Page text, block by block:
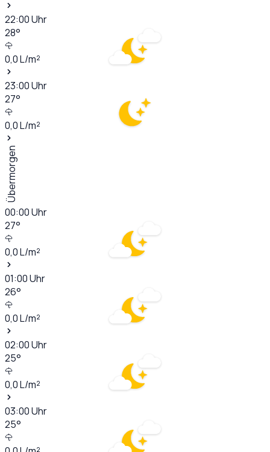
22:00Uhr
28°
0,0L/m²
23:00Uhr
27°
0,0L/m²
Übermorgen
00:00Uhr
27°
0,0L/m²
01:00Uhr
26°
0,0L/m²
02:00Uhr
25°
0,0L/m²
03:00Uhr
25°